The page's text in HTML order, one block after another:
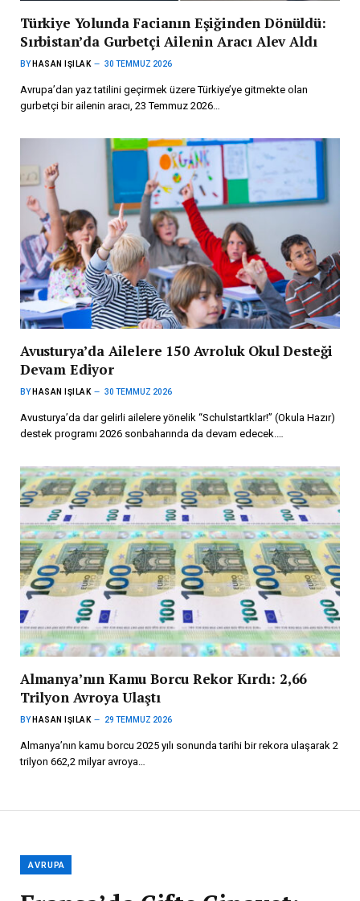
Türkiye Yolunda Facianın Eşiğinden Dönüldü:
Sırbistan’da Gurbetçi Ailenin Aracı Alev Aldı
BY HASAN IŞILAK 30 TEMMUZ 2026
Avrupa’dan yaz tatilini geçirmek üzere Türkiye’ye gitmekte olan
gurbetçi bir ailenin aracı, 23 Temmuz 2026…
Avusturya’da Ailelere 150 Avroluk Okul Desteği
Devam Ediyor
BY HASAN IŞILAK 30 TEMMUZ 2026
Avusturya’da dar gelirli ailelere yönelik “Schulstartklar!” (Okula Hazır)
destek programı 2026 sonbaharında da devam edecek.…
Almanya’nın Kamu Borcu Rekor Kırdı: 2,66
Trilyon Avroya Ulaştı
BY HASAN IŞILAK 29 TEMMUZ 2026
Almanya’nın kamu borcu 2025 yılı sonunda tarihi bir rekora ulaşarak 2
trilyon 662,2 milyar avroya…
AVRUPA